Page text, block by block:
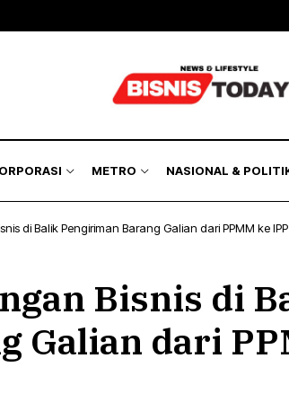
METRO NASIONAL &
di Balik Pengiriman Barang Galian dari PPMM ke IPP
Bisnis di
Galian dari